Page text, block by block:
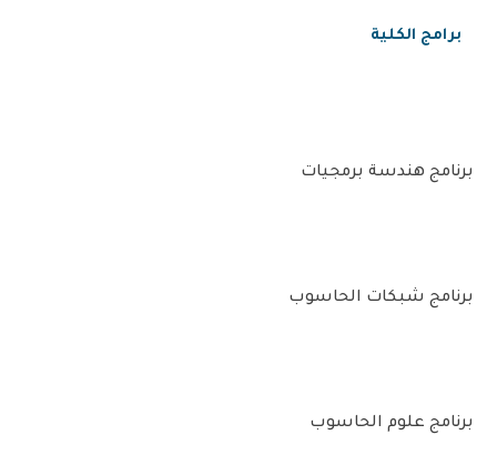
برامج الكلية
برنامج هندسة برمجيات
برنامج شبكات الحاسوب
برنامج علوم الحاسوب